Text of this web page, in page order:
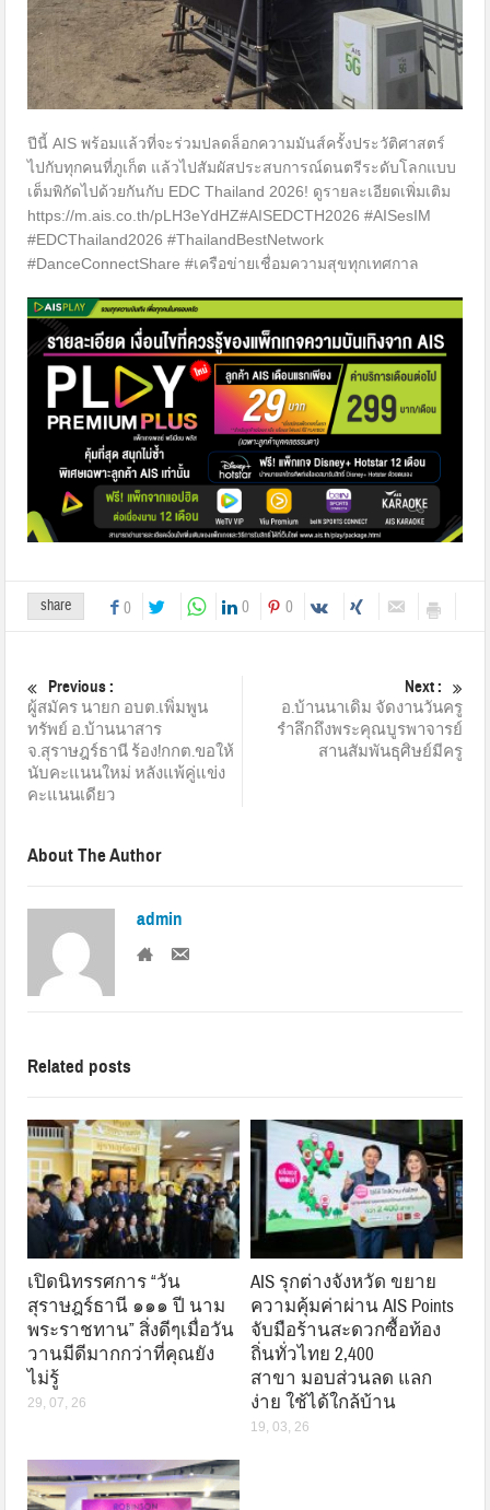
ปีนี้ AIS พร้อมแล้วที่จะร่วมปลดล็อกความมันส์ครั้งประวัติศาสตร์
ไปกับทุกคนที่ภูเก็ต แล้วไปสัมผัสประสบการณ์ดนตรีระดับโลกแบบ
เต็มพิกัดไปด้วยกันกับ EDC Thailand 2026! ดูรายละเอียดเพิ่มเติม
https://m.ais.co.th/pLH3eYdHZ#AISEDCTH2026 #AISesIM
#EDCThailand2026 #ThailandBestNetwork
#DanceConnectShare #เครือข่ายเชื่อมความสุขทุกเทศกาล
share 0 0 0
Previous :
ผู้สมัคร นายก อบต.เพิ่มพูน
ทรัพย์ อ.บ้านนาสาร
จ.สุราษฎร์ธานี ร้อง!กกต.ขอให้
นับคะแนนใหม่ หลังแพ้คู่แข่ง
คะแนนเดียว
Next :
อ.บ้านนาเดิม จัดงานวันครู
รำลึกถึงพระคุณบูรพาจารย์
สานสัมพันธฺฺศิษย์มีครู
About The Author
admin
Related posts
เปิดนิทรรศการ “วัน
สุราษฎร์ธานี ๑๑๑ ปี นาม
พระราชทาน” สิ่งดีๆเมื่อวัน
วานมีดีมากกว่าที่คุณยัง
ไม่รู้
29, 07, 26
AIS รุกต่างจังหวัด ขยาย
ความคุ้มค่าผ่าน AIS Points
จับมือร้านสะดวกซื้อท้อง
ถิ่นทั่วไทย 2,400
สาขา มอบส่วนลด แลก
ง่าย ใช้ได้ใกล้บ้าน
19, 03, 26